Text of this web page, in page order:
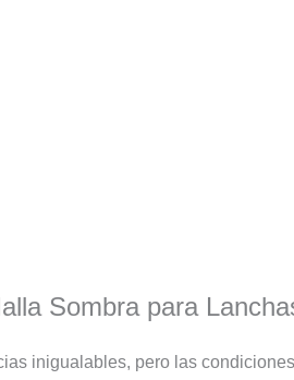
Sombra para
inigualables, pero las